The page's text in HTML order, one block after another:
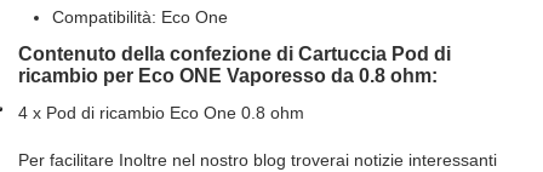
Compatibilità: Eco One
Contenuto della confezione di Cartuccia Pod di
ricambio per Eco ONE Vaporesso da 0.8 ohm:
4 x Pod di ricambio Eco One 0.8 ohm
Per facilitare Inoltre nel nostro blog troverai notizie interessanti